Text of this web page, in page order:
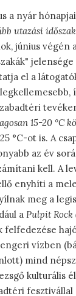
a nyár
utazási időszak
június végén
el a
15-20 °C
°C-ot is. A
az év
kell. A
enyhíti a
meg a
a Pulpit Rock
felfedezése
vízben
mind
kulturális
fesztivállal